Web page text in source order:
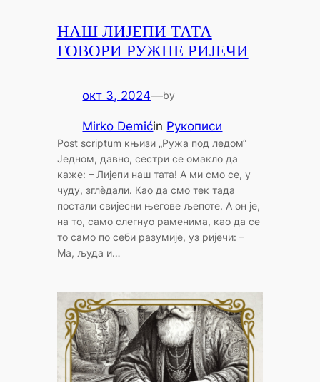
НАШ ЛИЈЕПИ ТАТА
ГОВОРИ РУЖНЕ РИЈЕЧИ
окт 3, 2024—by
Mirko Demićin Рукописи
Post scriptum књизи „Ружа под ледом“
Једном, давно, сестри се омакло да
каже: – Лијепи наш тата! А ми смо се, у
чуду, зглèдали. Као да смо тек тада
постали свијесни његове љепоте. А он је,
на то, само слегнуо раменима, као да се
то само по себи разумије, уз ријечи: –
Ма, људа и…